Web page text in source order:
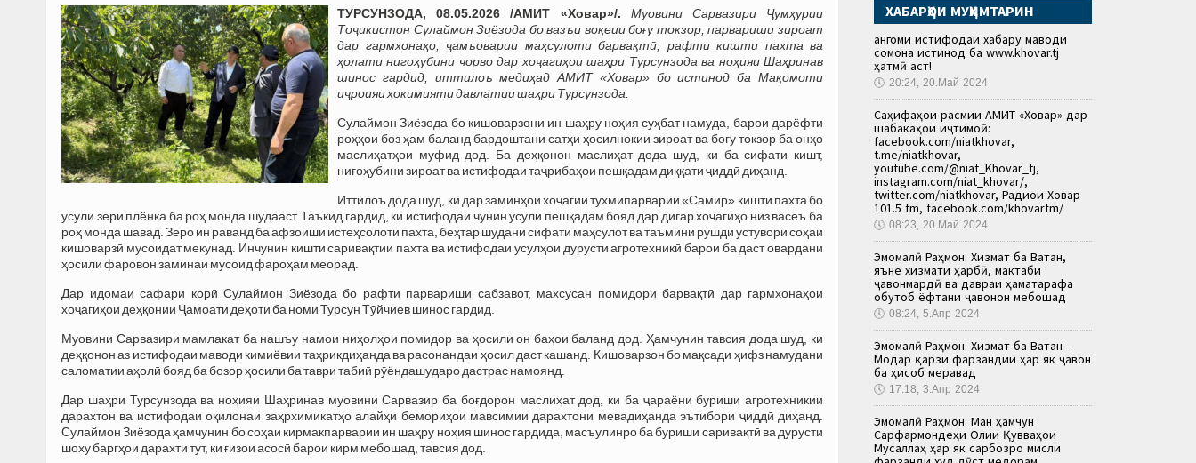
ТУРСУНЗОДА, 08.05.2026 /АМИТ «Ховар»/.
Муовини Сарвазири Ҷумҳурии
Тоҷикистон Сулаймон Зиёзода бо вазъи воқеии боғу токзор, парвариши зироат
дар гармхонаҳо, ҷамъоварии маҳсулоти барвақтӣ, рафти кишти пахта ва
ҳолати нигоҳубини чорво дар хоҷагиҳои шаҳри Турсунзода ва ноҳияи Шаҳринав
шинос гардид, иттилоъ медиҳад АМИТ «Ховар» бо истинод ба Мақомоти
иҷроияи ҳокимияти давлатии шаҳри Турсунзода.
Сулаймон Зиёзода бо кишоварзони ин шаҳру ноҳия суҳбат намуда, барои дарёфти
роҳҳои боз ҳам баланд бардоштани сатҳи ҳосилнокии зироат ва боғу токзор ба онҳо
маслиҳатҳои муфид дод. Ба деҳқонон маслиҳат дода шуд, ки ба сифати кишт,
нигоҳубини зироат ва истифодаи таҷрибаҳои пешқадам диққати ҷиддӣ диҳанд.
Иттилоъ дода шуд, ки дар заминҳои хоҷагии тухмипарварии «Самир» кишти пахта бо
усули зери плёнка ба роҳ монда шудааст. Таъкид гардид, ки истифодаи чунин усули пешқадам бояд дар дигар хоҷагиҳо низ васеъ ба
роҳ монда шавад. Зеро ин раванд ба афзоиши истеҳсолоти пахта, беҳтар шудани сифати маҳсулот ва таъмини рушди устувори соҳаи
кишоварзӣ мусоидат мекунад. Инчунин кишти саривақтии пахта ва истифодаи усулҳои дурусти агротехникӣ барои ба даст овардани
ҳосили фаровон заминаи мусоид фароҳам меорад.
Дар идомаи сафари корӣ Сулаймон Зиёзода бо рафти парвариши сабзавот, махсусан помидори барвақтӣ дар гармхонаҳои
хоҷагиҳои деҳқонии Ҷамоати деҳоти ба номи Турсун Тӯйчиев шинос гардид.
Муовини Сарвазири мамлакат ба нашъу намои ниҳолҳои помидор ва ҳосили он баҳои баланд дод. Ҳамчунин тавсия дода шуд, ки
деҳқонон аз истифодаи маводи кимиёвии таҳрикдиҳанда ва расонандаи ҳосил даст кашанд. Кишоварзон бо мақсади ҳифз намудани
саломатии аҳолӣ бояд ба бозор ҳосили ба таври табиӣ рӯёндашударо дастрас намоянд.
Дар шаҳри Турсунзода ва ноҳияи Шаҳринав муовини Сарвазир ба боғдорон маслиҳат дод, ки ба ҷараёни буриши агротехникии
дарахтон ва истифодаи оқилонаи заҳрхимикатҳо алайҳи бемориҳои мавсимии дарахтони мевадиҳанда эътибори ҷиддӣ диҳанд.
Сулаймон Зиёзода ҳамчунин бо соҳаи кирмакпарварии ин шаҳру ноҳия шинос гардида, масъулинро ба буриши саривақтӣ ва дурусти
шоху баргҳои дарахти тут, ки ғизои асосӣ барои кирм мебошад, тавсия дод.
ХАБАРҲОИ МУҲИМТАРИН
Ҳангоми истифодаи хабару маводи
сомона истинод ба www.khovar.tj
ҳатмӣ аст!
🕔 20:24, 20.Май 2024
Саҳифаҳои расмии АМИТ «Ховар» дар
шабакаҳои иҷтимоӣ:
facebook.com/niatkhovar,
t.me/niatkhovar,
youtube.com/@niat_Khovar_tj,
instagram.com/niat_khovar/,
twitter.com/niatkhovar, Радиои Ховар
101.5 fm, facebook.com/khovarfm/
🕔 08:23, 20.Май 2024
Эмомалӣ Раҳмон: Хизмат ба Ватан,
яъне хизмати ҳарбӣ, мактаби
ҷавонмардӣ ва давраи ҳаматарафа
обутоб ёфтани ҷавонон мебошад
🕔 08:24, 5.Апр 2024
Эмомалӣ Раҳмон: Хизмат ба Ватан –
Модар қарзи фарзандии ҳар як ҷавон
ба ҳисоб меравад
🕔 17:18, 3.Апр 2024
Эмомалӣ Раҳмон: Ман ҳамчун
Сарфармондеҳи Олии Қувваҳои
Мусаллаҳ ҳар як сарбозро мисли